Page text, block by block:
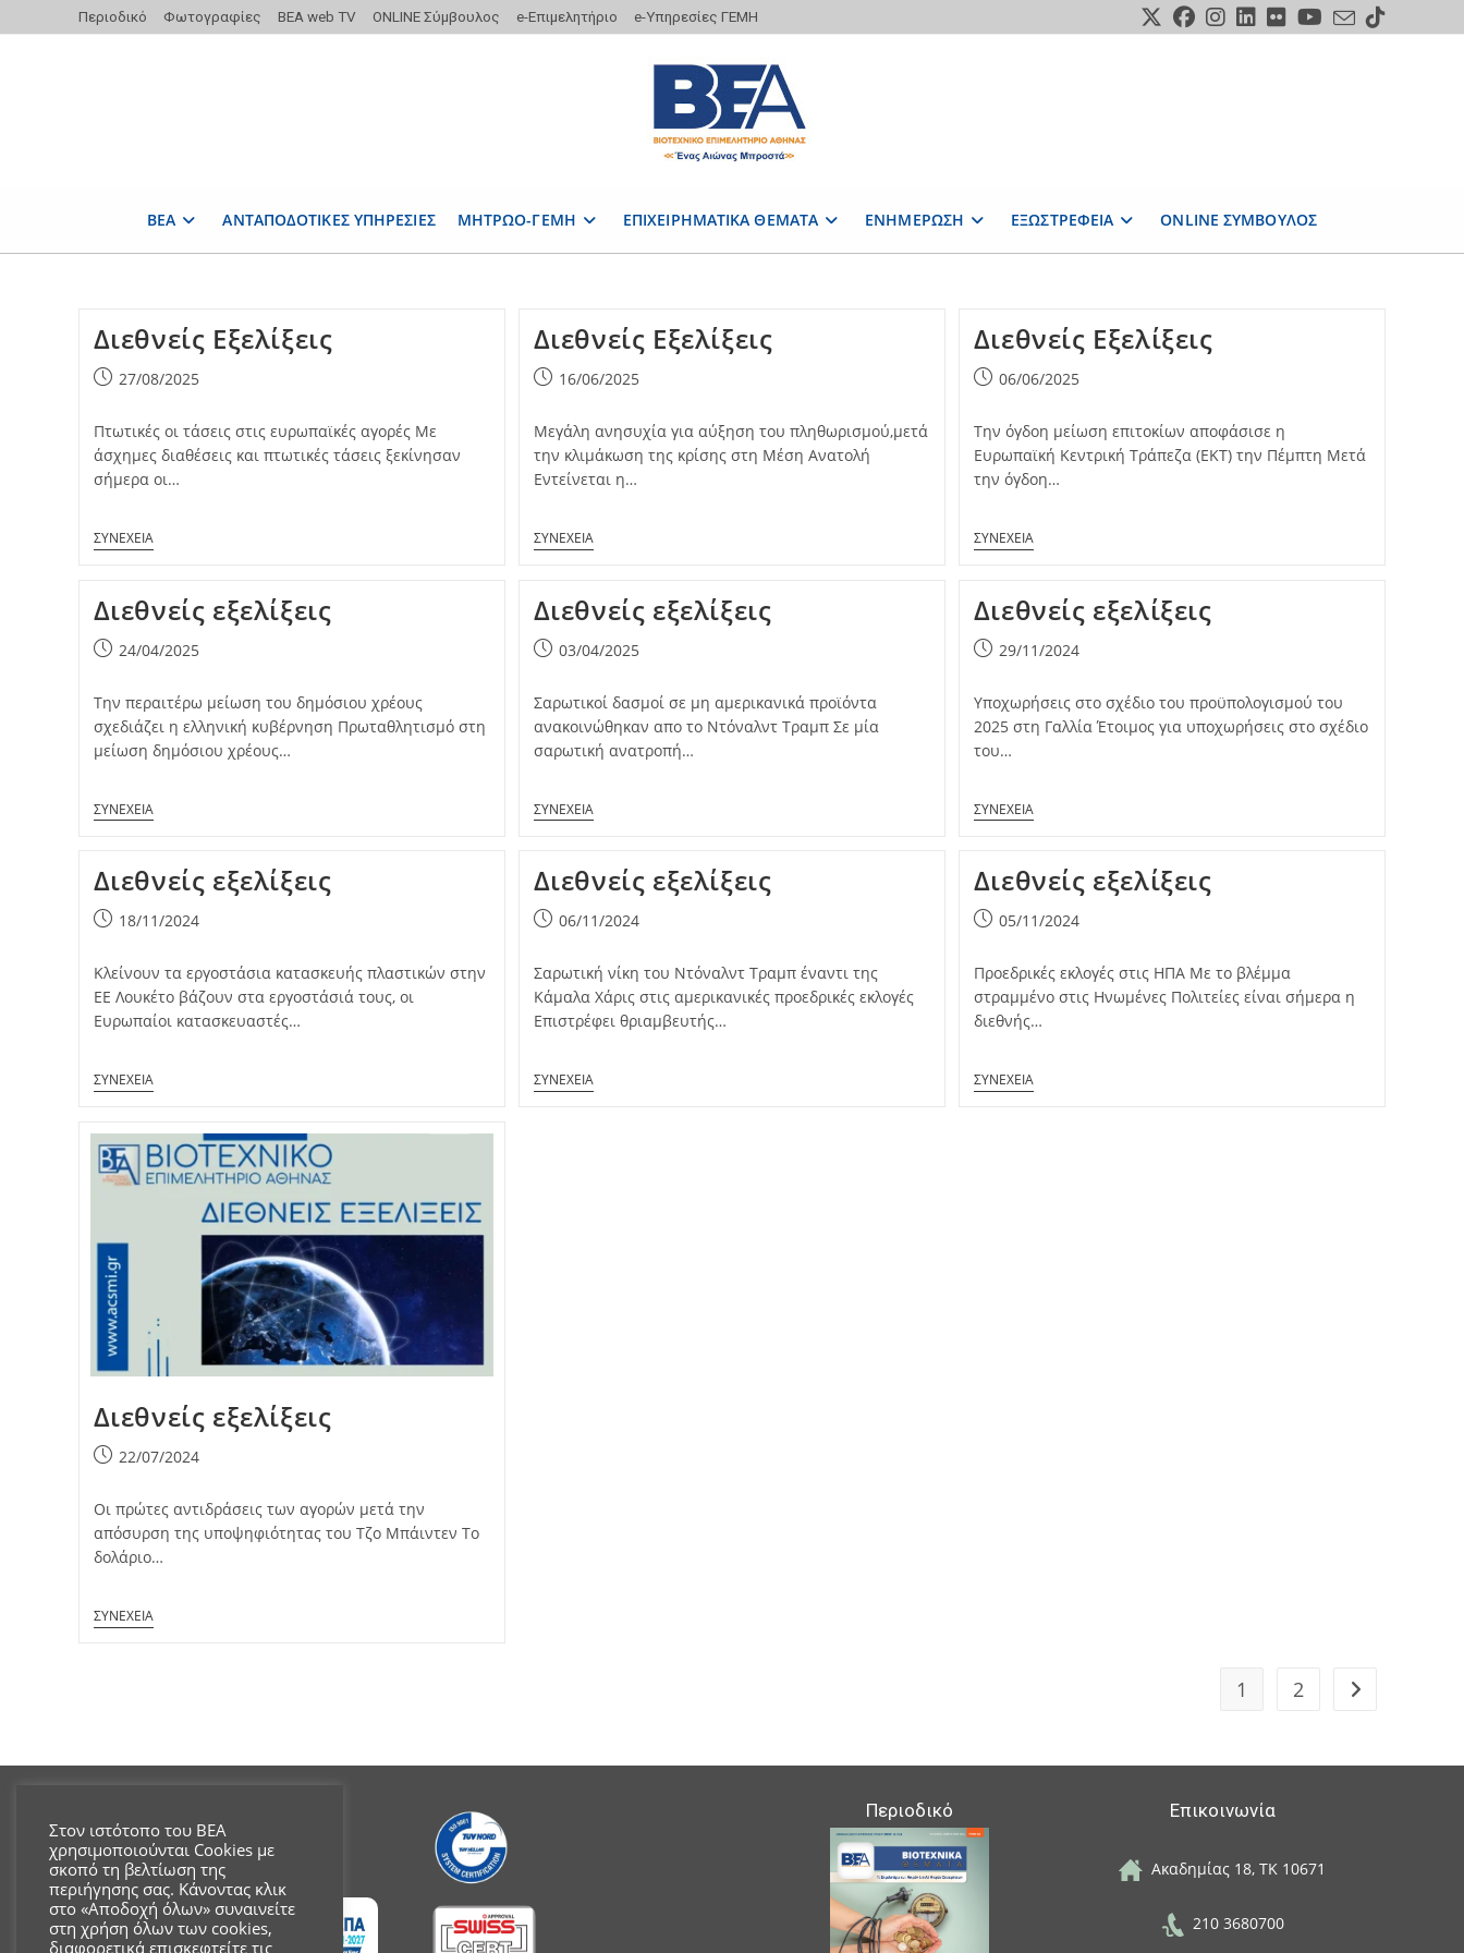
to
Περιοδικό Φωτογραφίες ΒΕΑ web TV ONLINE Σύμβουλος e-Επιμελητήριο e-Υπηρεσίες ΓΕΜΗ
ΒΕΑ ΑΝΤΑΠΟΔΟΤΙΚΕΣ ΥΠΗΡΕΣΙΕΣ ΜΗΤΡΩΟ-ΓΕΜΗ ΕΠΙΧΕΙΡΗΜΑΤΙΚΑ ΘΕΜΑΤΑ ΕΝΗΜΕΡΩΣΗ ΕΞΩΣΤΡΕΦΕΙΑ ONLINE ΣΥΜΒΟΥΛΟΣ
Διεθνείς Εξελίξεις
Post27/08/2025
Πτωτικές οι τάσεις στις ευρωπαϊκές αγορές Με
άσχημες διαθέσεις και πτωτικές τάσεις ξεκίνησαν
σήμερα οι…
Διεθνείς Εξελίξεις
Post16/06/2025
Μεγάλη ανησυχία για αύξηση του πληθωρισμού,μετά
την κλιμάκωση της κρίσης στη Μέση Ανατολή
Εντείνεται η…
Διεθνείς Εξελίξεις
Post06/06/2025
Την όγδοη μείωση επιτοκίων αποφάσισε η
Ευρωπαϊκή Κεντρική Τράπεζα (ΕΚΤ) την Πέμπτη Μετά
την όγδοη…
Διεθνείς εξελίξεις
Post24/04/2025
Την περαιτέρω μείωση του δημόσιου χρέους
σχεδιάζει η ελληνική κυβέρνηση Πρωταθλητισμό στη
μείωση δημόσιου χρέους…
Διεθνείς εξελίξεις
Post03/04/2025
Σαρωτικοί δασμοί σε μη αμερικανικά προϊόντα
ανακοινώθηκαν απο το Ντόναλντ Τραμπ Σε μία
σαρωτική ανατροπή…
Διεθνείς εξελίξεις
Post29/11/2024
Υποχωρήσεις στο σχέδιο του προϋπολογισμού του
2025 στη Γαλλία Έτοιμος για υποχωρήσεις στο σχέδιο
του…
Διεθνείς εξελίξεις
Post18/11/2024
Κλείνουν τα εργοστάσια κατασκευής πλαστικών στην
ΕΕ Λουκέτο βάζουν στα εργοστάσιά τους, οι
Ευρωπαίοι κατασκευαστές…
Διεθνείς εξελίξεις
Post06/11/2024
Σαρωτική νίκη του Ντόναλντ Τραμπ έναντι της
Κάμαλα Χάρις στις αμερικανικές προεδρικές εκλογές
Επιστρέφει θριαμβευτής…
Διεθνείς εξελίξεις
Post05/11/2024
Προεδρικές εκλογές στις ΗΠΑ Με το βλέμμα
στραμμένο στις Ηνωμένες Πολιτείες είναι σήμερα η
διεθνής…
Διεθνείς εξελίξεις
Post22/07/2024
Οι πρώτες αντιδράσεις των αγορών μετά την
απόσυρση της υποψηφιότητας του Τζο Μπάιντεν To
δολάριο…
1 2 Go to the next
Περιοδικό Επικοινωνία
Ακαδημίας 18, ΤΚ 10671
210 3680700
Στον ιστότοπο του ΒΕΑ
χρησιμοποιούνται Cookies με
σκοπό τη βελτίωση της
περιήγησης σας. Κάνοντας κλικ
στο «Αποδοχή όλων» συναινείτε
στη χρήση όλων των cookies,
διαφορετικά επισκεφτείτε τις